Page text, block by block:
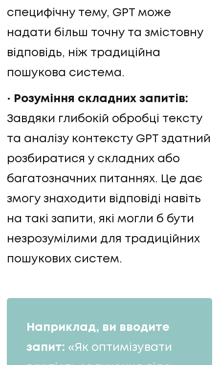
специфічну тему, GPT може
надати більш точну та змістовну
відповідь, ніж традиційна
пошукова система.
Розуміння складних запитів:
Завдяки глибокій обробці тексту
та аналізу контексту GPT здатний
розбиратися у складних або
багатозначних питаннях. Це дає
змогу знаходити відповіді навіть
на такі запити, які могли б бути
незрозумілими для традиційних
пошукових систем.
Наприклад, ви вводите
запит: «Як оптимізувати